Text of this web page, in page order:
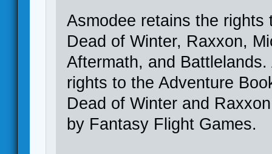
Asmodee retains the
Dead of Winter, Raxxon,
Aftermath, and
rights to the Adventure
Dead of Winter and
by Fantasy Flight Games.